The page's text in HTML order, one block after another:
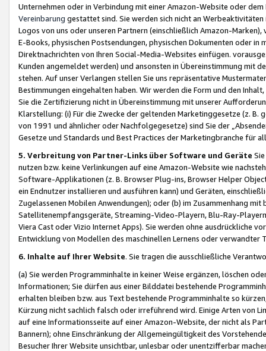
Unternehmen oder in Verbindung mit einer Amazon-Website oder
Vereinbarung gestattet sind. Sie werden sich nicht an
Logos von uns oder unseren Partnern (einschließlich Amazon-
E-Books, physischen Postsendungen, physischen Dokumenten oder in
Direktnachrichten von Ihren Social-Media-Websites einfügen.
Kunden angemeldet werden) und ansonsten in Übereinstimmung mit
stehen. Auf unser Verlangen stellen Sie uns repräsentative
Bestimmungen eingehalten haben. Wir werden die Form und den
Sie die Zertifizierung nicht in Übereinstimmung mit unserer
Klarstellung: (i) Für die Zwecke der geltenden Marketinggesetze (z. B.
von 1991 und ähnlicher oder Nachfolgegesetze) sind Sie der
Gesetze und Standards und Best Practices der Marketingbranche für
5. Verbreitung von Partner-Links über Software und Geräte
nutzen bzw. keine Verlinkungen auf eine Amazon-Website wie
Software-Applikationen (z. B. Browser Plug-ins, Browser Helper
ein Endnutzer installieren und ausführen kann) und Geräten,
Zugelassenen Mobilen Anwendungen); oder (b) im Zusammenhang
Satellitenempfangsgeräte, Streaming-Video-Playern, Blu-Ray-
Viera Cast oder Vizio Internet Apps). Sie werden ohne ausdrückliche
Entwicklung von Modellen des maschinellen Lernens oder
6. Inhalte auf Ihrer Website. Sie tragen die ausschließliche
(a) Sie werden Programminhalte in keiner Weise ergänzen, löschen
Informationen; Sie dürfen aus einer Bilddatei bestehende
erhalten bleiben bzw. aus Text bestehende Programminhalte so
Kürzung nicht sachlich falsch oder irreführend wird. Einige Arten von
auf eine Informationsseite auf einer Amazon-Website, der nicht als
Bannern); ohne Einschränkung der Allgemeingültigkeit des
Besucher Ihrer Website unsichtbar, unlesbar oder unentzifferbar